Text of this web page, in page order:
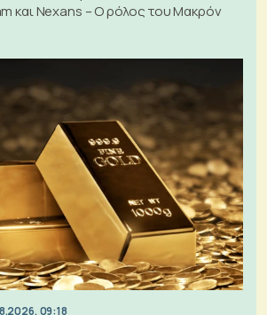
και Nexans – Ο ρόλος του Μακρόν
09:18